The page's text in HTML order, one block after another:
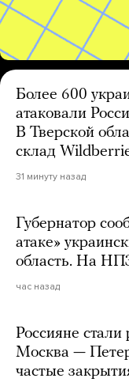
Более 600
атаковали
В Тверской
склад
31 минуту назад
Губернатор
атаке»
область. На
час назад
Россияне
Москва —
частые